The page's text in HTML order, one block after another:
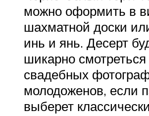
можно оформить в
шахматной доски
инь и янь. Десерт
шикарно
свадебных
молодоженов, если
выберет